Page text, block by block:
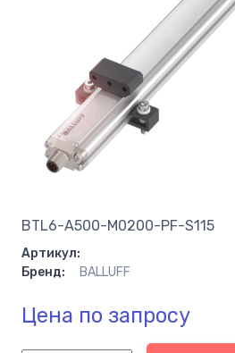
BTL6-A500-M0200-PF-S115
Артикул:
Бренд:
BALLUFF
Цена по запросу